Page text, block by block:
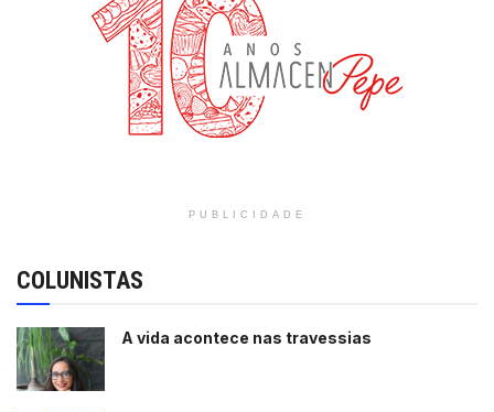
PUBLICIDADE
COLUNISTAS
A vida acontece nas travessias